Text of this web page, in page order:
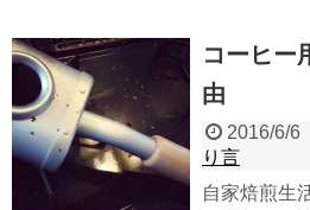
コーヒー
由
2016/6/6
り言
自家焙煎生